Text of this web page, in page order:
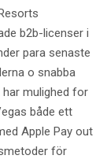
b2b-licenser i
para senaste
o snabba
har mulighed for
både ett
Apple Pay out
för